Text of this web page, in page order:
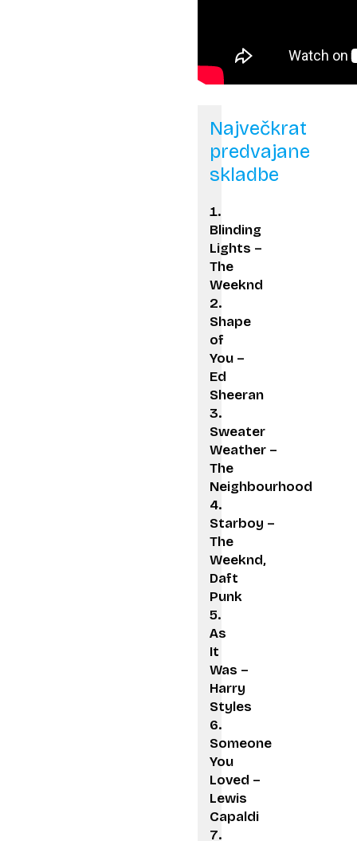
Največkrat
predvajane
skladbe
Blinding
Lights –
The
Weeknd
Shape
of
You –
Ed
Sheeran
Sweater
Weather –
The
Neighbourhood
Starboy –
The
Weeknd,
Daft
Punk
As
It
Was –
Harry
Styles
Someone
You
Loved –
Lewis
Capaldi